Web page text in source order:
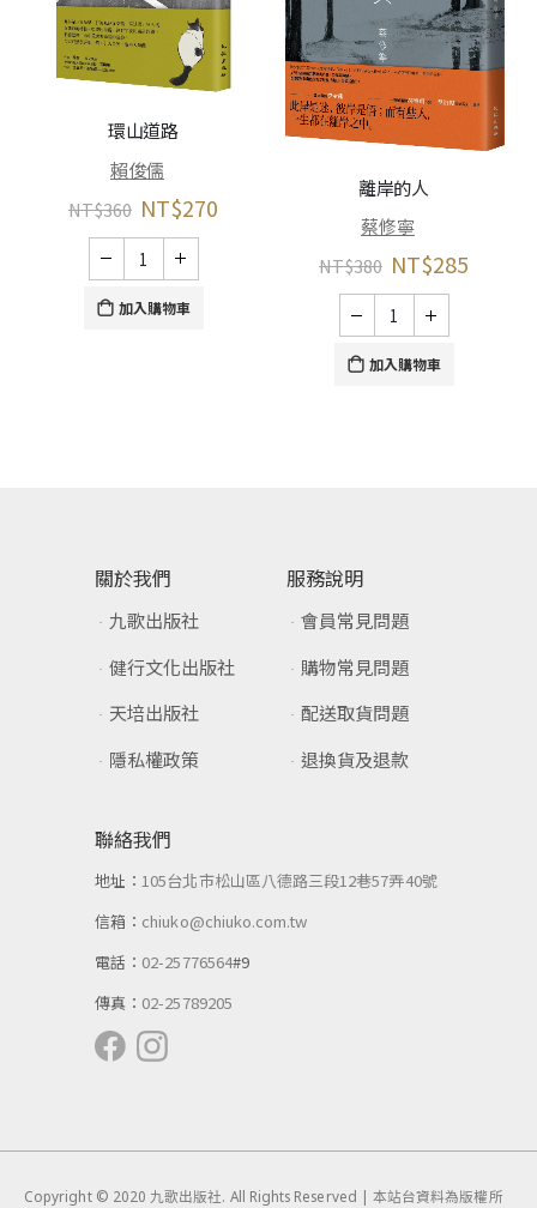
環山道路
賴俊儒
NT$360 NT$270
加入購物車
離岸的人
蔡修寧
NT$380 NT$285
加入購物車
關於我們
九歌出版社
健行文化出版社
天培出版社
隱私權政策
服務說明
會員常見問題
購物常見問題
配送取貨問題
退換貨及退款
聯絡我們
地址：105台北市松山區八德路三段12巷57弄40號
信箱： chiuko@chiuko.com.tw
電話： 02-25776564#9
傳真： 02-25789205
Copyright © 2020 九歌出版社. All Rights Reserved | 本站台資料為版權所